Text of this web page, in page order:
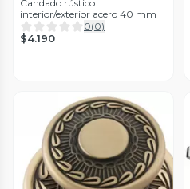
Candado rústico
interior/exterior acero 40 mm
0(0)
$4.190